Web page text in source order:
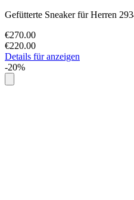
Gefütterte Sneaker für Herren
€270.00
€220.00
Details für anzeigen
-20%